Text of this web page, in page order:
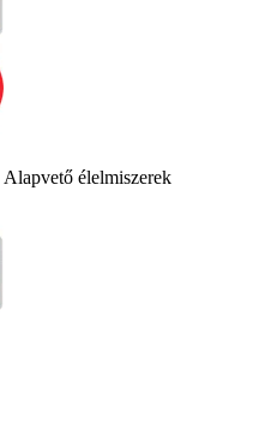
Alapvető élelmiszerek